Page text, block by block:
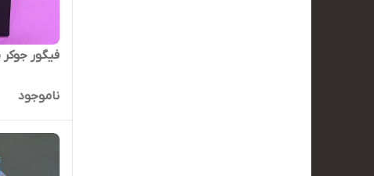
فیگور
ناموجود